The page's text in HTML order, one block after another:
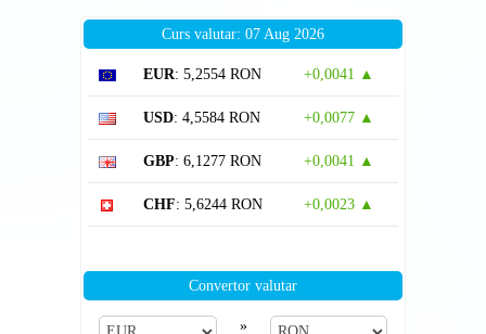
Curs valutar: 07 Aug 2026
EUR: 5,2554 RON +0,0041 ▲
USD: 4,5584 RON +0,0077 ▲
GBP: 6,1277 RON +0,0041 ▲
CHF: 5,6244 RON +0,0023 ▲
Convertor valutar
»